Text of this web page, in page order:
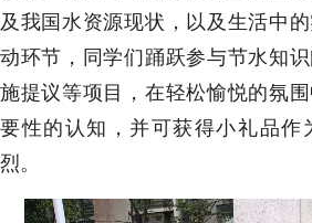
及我国水资源现状，以及生活中
动环节，同学们踊跃参与节水知
施提议等项目，在轻松愉悦的氛
要性的认知，并可获得小礼品作
烈。